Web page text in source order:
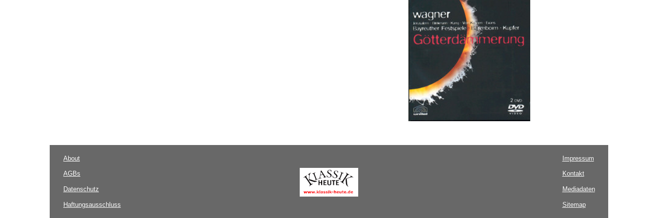
About
AGBs
Datenschutz
Haftungsausschluss
Impressum
Kontakt
Mediadaten
Sitemap